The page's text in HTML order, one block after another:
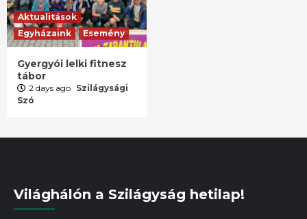
Aktualitások
Egyházaink
Esemény
Gyergyói lelki fitnesz
tábor
2 days ago Szilágysági
Szó
Világhálón a Szilágyság hetilap!